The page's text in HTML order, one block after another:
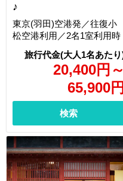
♪
20,400円 ～
65,900円
東京(羽田)空港発／往復小
松空港利用／2名1室利用時
検索